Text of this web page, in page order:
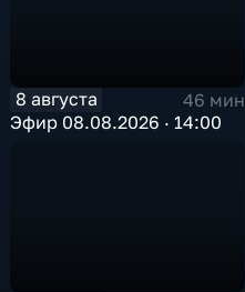
8 августа
46 мин
Эфир 08.08.2026 · 14:00